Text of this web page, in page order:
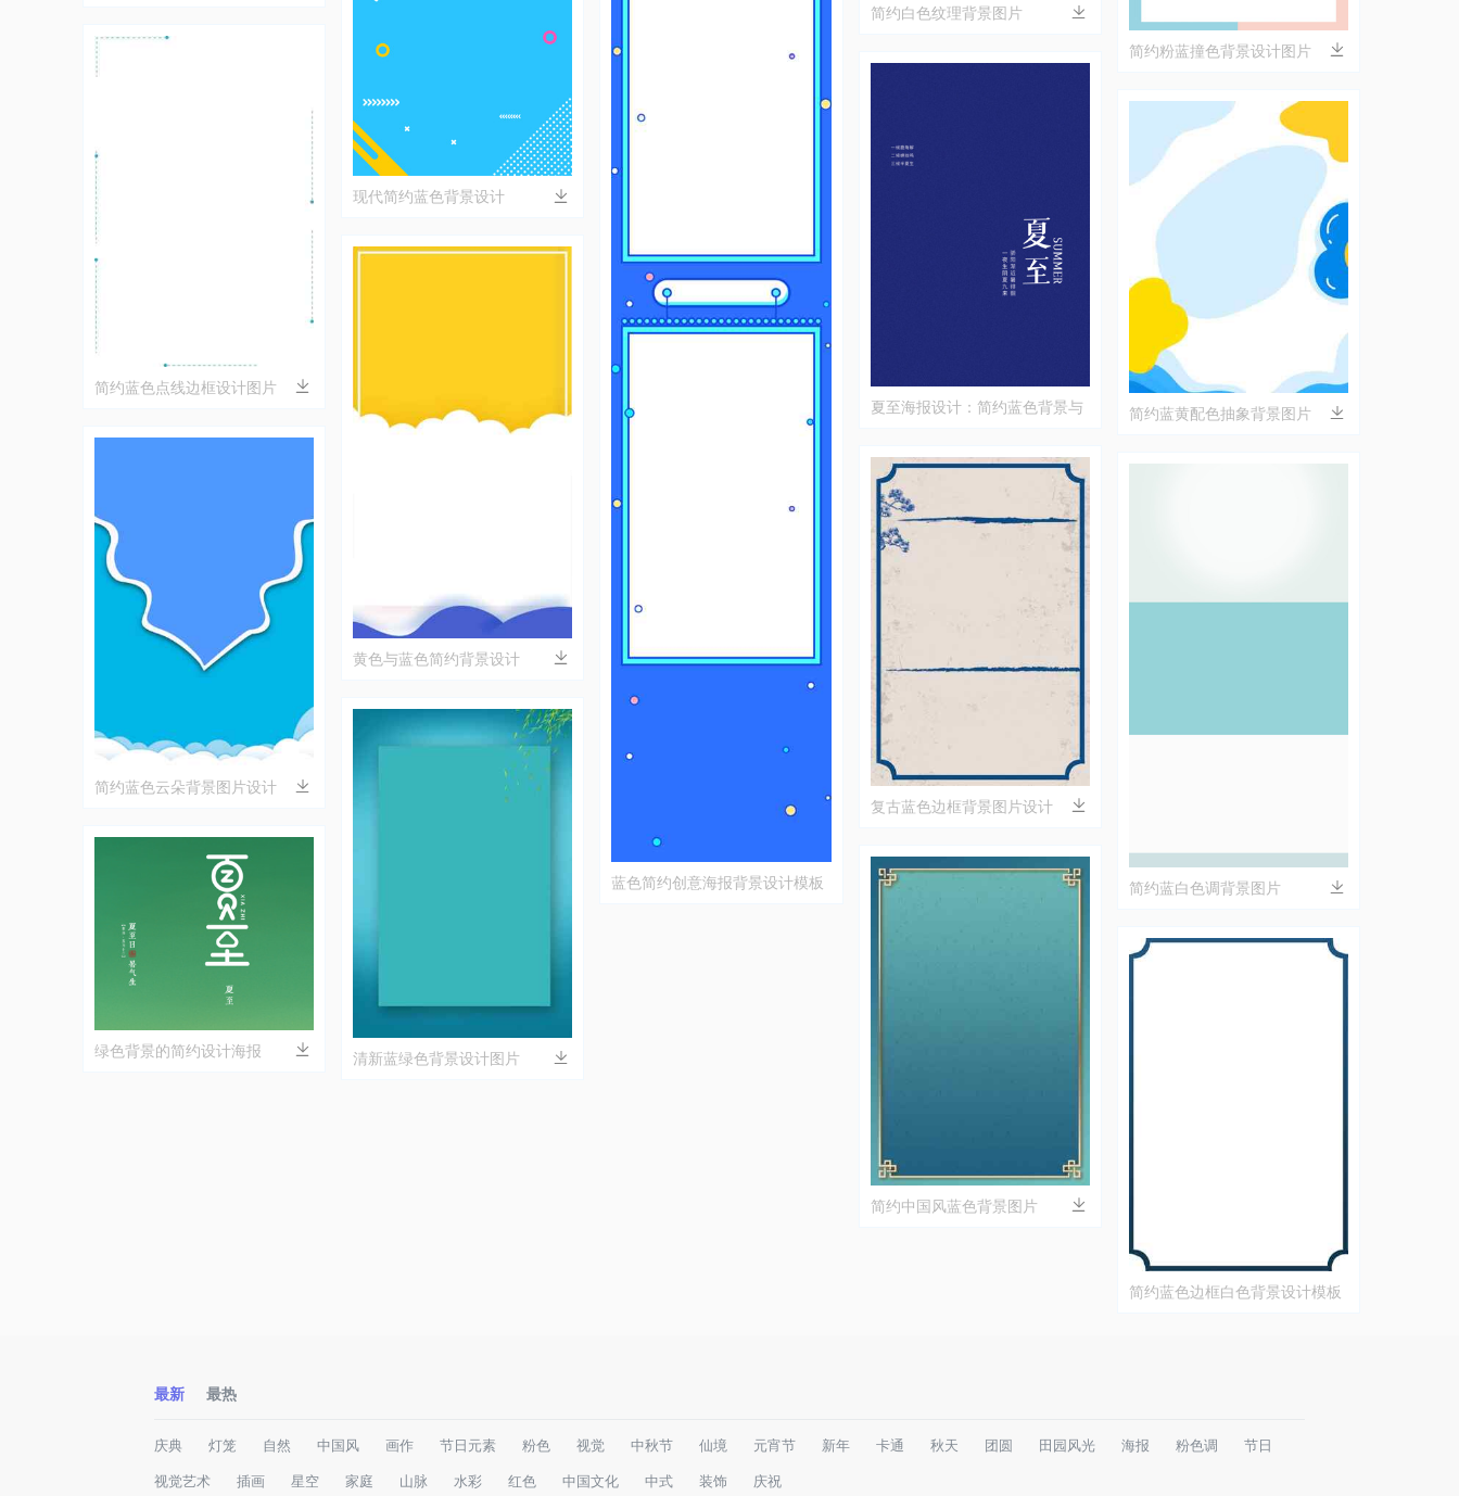
简约蓝色点线边框设计图片
简约蓝色云朵背景图片设计
绿色背景的简约设计海报
现代简约蓝色背景设计
黄色与蓝色简约背景设计
清新蓝绿色背景设计图片
蓝色简约创意海报背景设计模板
简约白色纹理背景图片
夏至海报设计：简约蓝色背景与
复古蓝色边框背景图片设计
简约中国风蓝色背景图片
简约粉蓝撞色背景设计图片
简约蓝黄配色抽象背景图片
简约蓝白色调背景图片
简约蓝色边框白色背景设计模板
最新 最热
庆典 灯笼 自然 中国风 画作 节日元素 粉色 视觉 中秋节 仙境 元宵节 新年 卡通 秋天 团圆 田园风光 海报 粉色调 节日
视觉艺术 插画 星空 家庭 山脉 水彩 红色 中国文化 中式 装饰 庆祝